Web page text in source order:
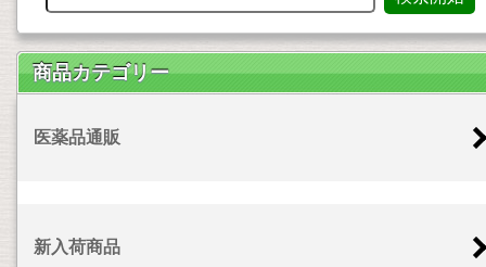
商品カテゴリー
医薬品通販
新入荷商品